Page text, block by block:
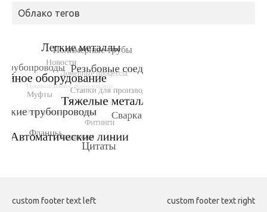
Облако тегов
custom footer text left custom footer text right